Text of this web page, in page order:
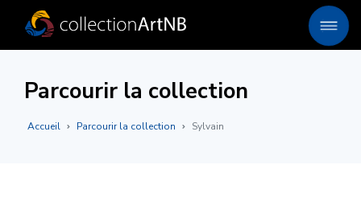
Parcourir la collection
Accueil Parcourir la collection Sylvain